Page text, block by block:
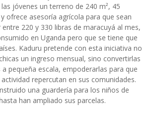
jóvenes un terreno de 240 m², 45
ofrece asesoría agrícola para que sean
220 y 330 libras de maracuyá al mes,
en Uganda pero que se tiene que
Kaduru pretende con esta iniciativa no
un ingreso mensual, sino convertirlas
pequeña escala, empoderarlas para que
repercutan en sus comunidades.
una guardería para los niños de
han ampliado sus parcelas.